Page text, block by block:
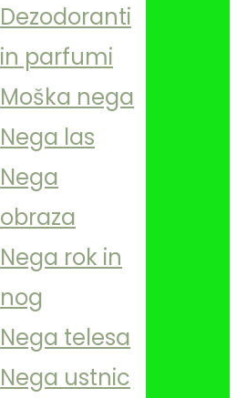
Dezodoranti
in parfumi
Moška nega
Nega las
Nega
obraza
Nega rok in
nog
Nega telesa
Nega ustnic